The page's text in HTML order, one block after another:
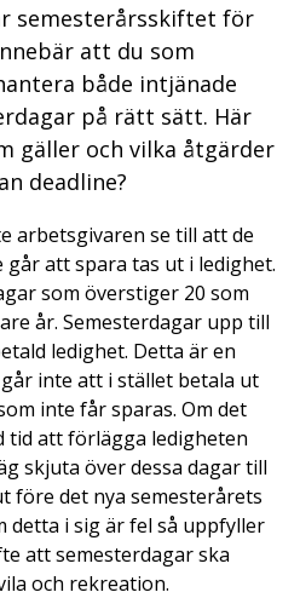
semesterårsskiftet för
att du som
både intjänade
på rätt sätt. Här
gäller och vilka åtgärder
deadline?
arbetsgivaren se till att de
att spara tas ut i ledighet.
som överstiger 20 som
år. Semesterdagar upp till
ledighet. Detta är en
inte att i stället betala ut
inte får sparas. Om det
tid att förlägga ledigheten
skjuta över dessa dagar till
före det nya semesterårets
detta i sig är fel så uppfyller
att semesterdagar ska
och rekreation.